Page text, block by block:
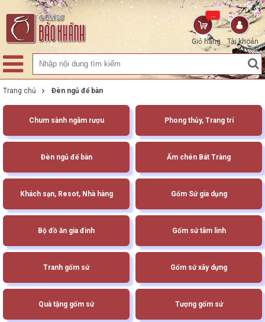
Tài khoản
Giỏ hàng
...
Trang chủ Đèn ngủ để bàn
Chum sành ngâm rượu Phong thủy, Trang trí
Đèn ngủ để bàn Ấm chén Bát Tràng
Khách sạn, Resot, Nhà hàng Gốm Sứ gia dụng
Bộ đồ ăn gia đình Gốm sứ tâm linh
Tranh gốm sứ Gốm sứ xây dựng
Quà tặng gốm sứ Tượng gốm sứ